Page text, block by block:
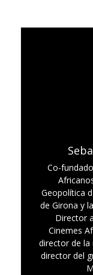
Co-
Geopolítica
de Girona y
Director
Cinemes
director de la
director del